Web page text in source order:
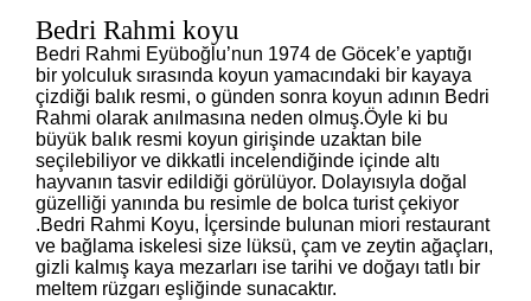
Bedri Rahmi koyu
Bedri Rahmi Eyüboğlu’nun 1974 de Göcek’e yaptığı
bir yolculuk sırasında koyun yamacındaki bir kayaya
çizdiği balık resmi, o günden sonra koyun adının Bedri
Rahmi olarak anılmasına neden olmuş.Öyle ki bu
büyük balık resmi koyun girişinde uzaktan bile
seçilebiliyor ve dikkatli incelendiğinde içinde altı
hayvanın tasvir edildiği görülüyor. Dolayısıyla doğal
güzelliği yanında bu resimle de bolca turist çekiyor
.Bedri Rahmi Koyu, İçersinde bulunan miori restaurant
ve bağlama iskelesi size lüksü, çam ve zeytin ağaçları,
gizli kalmış kaya mezarları ise tarihi ve doğayı tatlı bir
meltem rüzgarı eşliğinde sunacaktır.